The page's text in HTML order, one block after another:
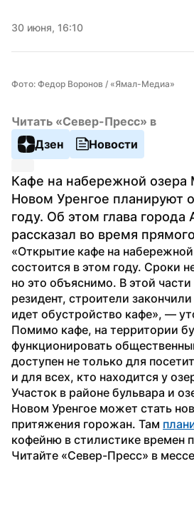
30 июня, 16:10
Фото: Федор Воронов / «Ямал-Медиа»
Читать «Север-Пресс» в
Дзен
Новости
Кафе на набережной
Новом Уренгое планируют
году. Об этом глава города
рассказал во время
«Открытие кафе на
состоится в этом году. Сроки
но это объяснимо. В этой части
резидент, строители
идет обустройство кафе», —
Помимо кафе, на территории
функционировать
доступен не только для
и для всех, кто находится у
Участок в районе бульвара и
Новом Уренгое может стать
притяжения горожан. Там
кофейню в стилистике времен
Читайте «Север-Пресс» в